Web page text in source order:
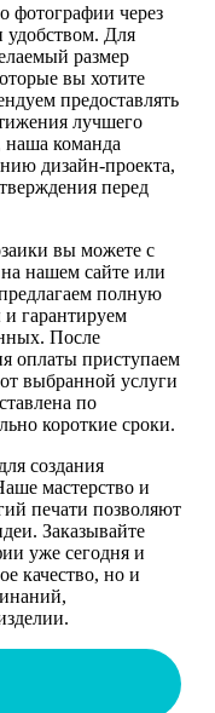
фотографии через
удобством. Для
размер
вы хотите
предоставлять
лучшего
наша команда
дизайн-проекта,
перед
вы можете с
нашем сайте или
полную
и гарантируем
После
оплаты приступаем
выбранной услуги
по
короткие сроки.
создания
мастерство и
печати позволяют
Заказывайте
уже сегодня и
качество, но и